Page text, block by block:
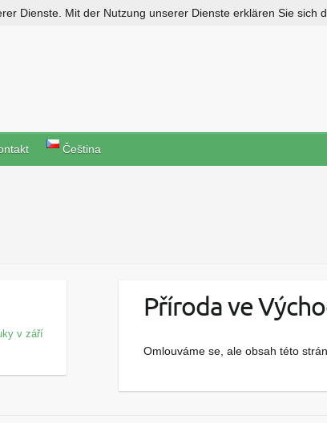
Čeština
Příroda ve
Omlouváme se, ale obsah této
v září
Dienste. Mit der Nutzung unserer Dienste erklären Sie sich